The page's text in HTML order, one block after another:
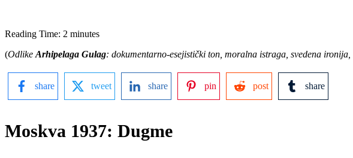
Reading Time: 2 minutes
(Odlike Arhipelaga Gulag: dokumentarno-esejistički ton, moralna istraga, svedena
share tweet share pin post share
Moskva 1937: Dugme